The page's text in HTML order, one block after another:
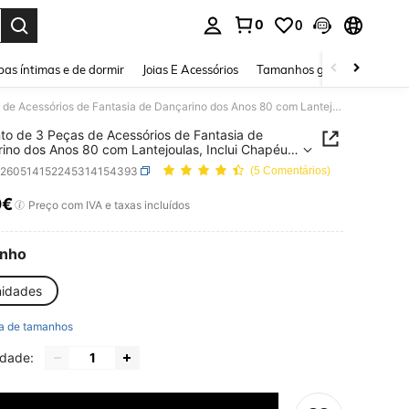
0 0
íntimas e de dormir Joias E Acessórios Tamanhos grandes
Conjunto de 3 Peças de Acessórios de Fantasia de Dançarino dos Anos 80 com Lantejoulas, Inclui Chapéu com Lantejoulas, Luvas com Lantejoulas e Gravata da Moda, Adequado para Adultos Assistirem ao Carnaval, Halloween ou Festa Disco Retrô dos Anos 1980
de 3 Peças de Acessórios de Fantasia de
dos Anos 80 com Lantejoulas, Inclui Chapéu
Luvas com Lantejoulas e Gravata da
para Adultos Assistirem ao Carnaval,
ou Festa Disco Retrô dos Anos 1980
(5 Comentários)
AND AVAILABILITY
Preço com IVA e taxas incluídos
de tamanhos